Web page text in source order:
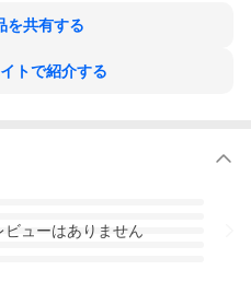
を共有する
トで紹介する
ビューはありません